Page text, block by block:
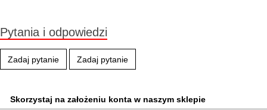
Pytania i odpowiedzi
Zadaj pytanie Zadaj pytanie
Skorzystaj na założeniu konta w naszym sklepie